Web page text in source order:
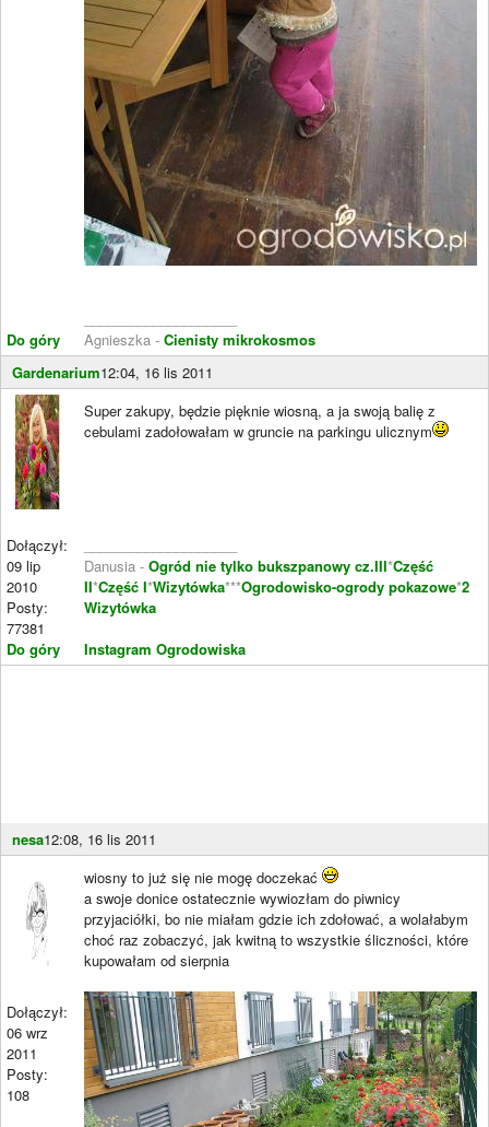
Do góry
Agnieszka - Cienisty mikrokosmos
Gardenarium12:04, 16 lis 2011
Dołączył:
09 lip
2010
Posty:
77381
Do góry
Super zakupy, będzie pięknie wiosną, a ja swoją balię z
cebulami zadołowałam w gruncie na parkingu ulicznym
Danusia - Ogród nie tylko bukszpanowy cz.III*Część
II*Część I*Wizytówka***Ogrodowisko-ogrody pokazowe*2
Wizytówka
Instagram Ogrodowiska
nesa12:08, 16 lis 2011
Dołączył:
06 wrz
2011
Posty:
108
wiosny to już się nie mogę doczekać
a swoje donice ostatecznie wywiozłam do piwnicy
przyjaciółki, bo nie miałam gdzie ich zdołować, a wolałabym
choć raz zobaczyć, jak kwitną to wszystkie śliczności, które
kupowałam od sierpnia